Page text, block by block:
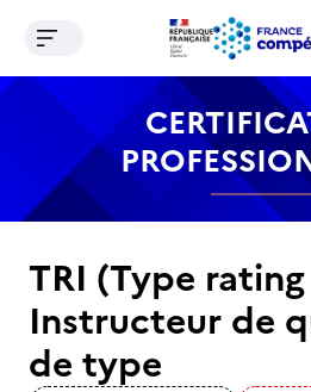
Contenu Recherche
Ouvrir le menu de
TRI (Type
Instructeur de
de type